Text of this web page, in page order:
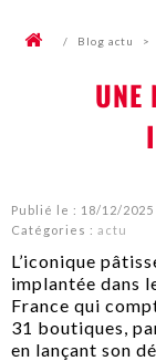
/ Blog actu >
UNE
Publié le : 18/12/2025
Catégories : actu
L’iconique
implantée dans
France qui
31 boutiques,
en lançant son